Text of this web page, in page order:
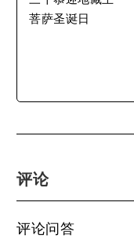
评论
评论问答